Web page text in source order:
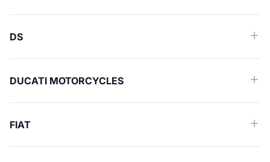
DS
DUCATI MOTORCYCLES
FIAT